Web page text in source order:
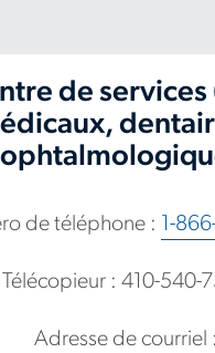
de services
de téléphone : 1-
Télécopieur : 410-540-
Adresse de courriel :